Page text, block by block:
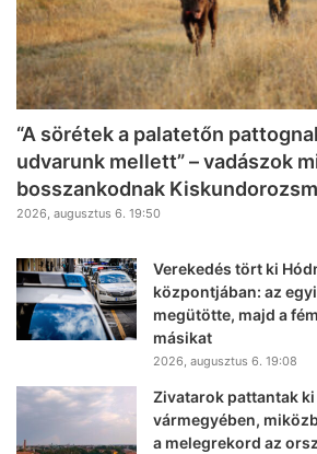
“A sörétek a palatetőn
udvarunk mellett” – vadászok
bosszankodnak
2026, augusztus 6. 19:50
Verekedés tört ki
központjában: az
megütötte, majd a
másikat
2026, augusztus 6. 19:08
Zivatarok pattantak
vármegyében,
a melegrekord az